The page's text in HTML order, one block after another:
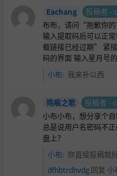
Eachang 投稿者 -
布布，请问“抱歉你
输入提取码后可以正
载链接已经过期” 紧
码的界面 输入星月号
小布: 我来补以西
殇痕之歌 投稿者 -
小布小布，想分享个
总是说用户名密码不
盘上？
小布: 你直接投稿就
dfhbtrdhvdg回复 小